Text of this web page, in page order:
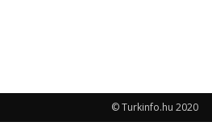
© Turkinfo.hu 2020